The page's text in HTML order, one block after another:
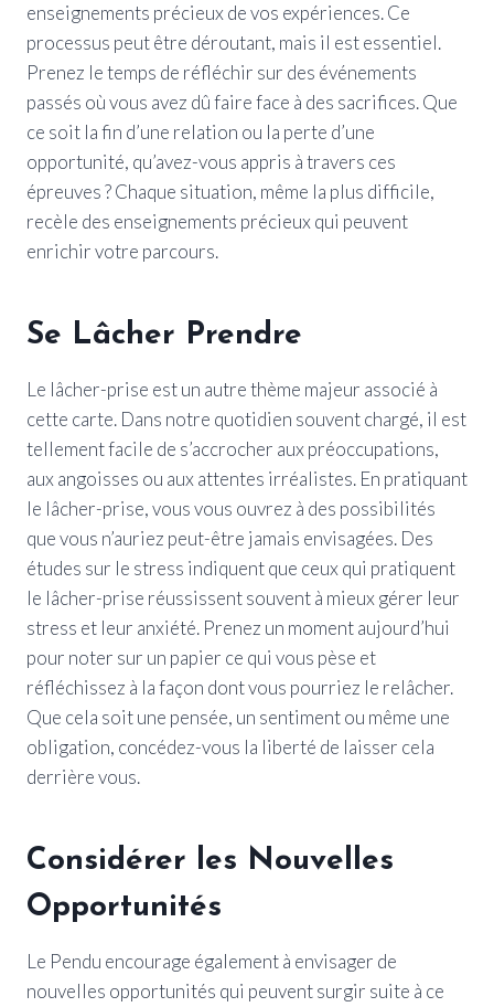
enseignements précieux de vos expériences. Ce
processus peut être déroutant, mais il est essentiel.
Prenez le temps de réfléchir sur des événements
passés où vous avez dû faire face à des sacrifices. Que
ce soit la fin d’une relation ou la perte d’une
opportunité, qu’avez-vous appris à travers ces
épreuves ? Chaque situation, même la plus difficile,
recèle des enseignements précieux qui peuvent
enrichir votre parcours.
Se Lâcher Prendre
Le lâcher-prise est un autre thème majeur associé à
cette carte. Dans notre quotidien souvent chargé, il est
tellement facile de s’accrocher aux préoccupations,
aux angoisses ou aux attentes irréalistes. En pratiquant
le lâcher-prise, vous vous ouvrez à des possibilités
que vous n’auriez peut-être jamais envisagées. Des
études sur le stress indiquent que ceux qui pratiquent
le lâcher-prise réussissent souvent à mieux gérer leur
stress et leur anxiété. Prenez un moment aujourd’hui
pour noter sur un papier ce qui vous pèse et
réfléchissez à la façon dont vous pourriez le relâcher.
Que cela soit une pensée, un sentiment ou même une
obligation, concédez-vous la liberté de laisser cela
derrière vous.
Considérer les Nouvelles
Opportunités
Le Pendu encourage également à envisager de
nouvelles opportunités qui peuvent surgir suite à ce